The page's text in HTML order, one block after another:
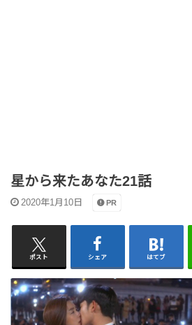
星から来たあなた21話
2020年1月10日 PR
ポスト シェア はてブ